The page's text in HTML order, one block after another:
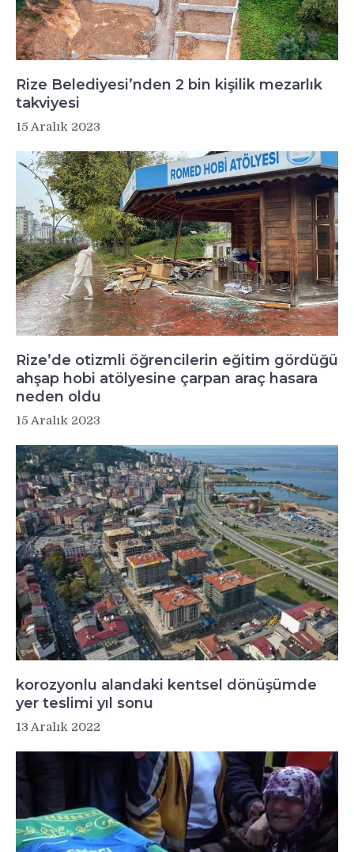
Rize Belediyesi’nden 2 bin kişilik mezarlık
takviyesi
15 Aralık 2023
Rize’de otizmli öğrencilerin eğitim gördüğü
ahşap hobi atölyesine çarpan araç hasara
neden oldu
15 Aralık 2023
korozyonlu alandaki kentsel dönüşümde
yer teslimi yıl sonu
13 Aralık 2022